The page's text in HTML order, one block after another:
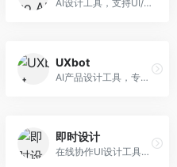
AI设计工具，支持UI/UX设计全流程。面向设计师和产品团队，提供界面生成、设计优化、协作评审等服务，国产替代方案，团队协作便捷。
UXbot
AI产品设计工具，专注于用户体验优化。面向UX设计师，提供用户研究、设计建议、可用性测试等服务，UX设计支持完善。
即时设计
在线协作UI设计工具，整合AI设计功能。面向设计师和产品团队，提供界面设计、原型制作、设计资源库等服务，国产协作设计平台。